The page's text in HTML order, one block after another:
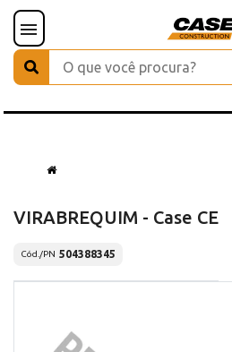
VIRABREQUIM - Case CE
Cód./PN 504388345